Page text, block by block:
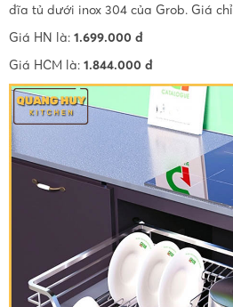
đĩa tủ dưới inox 304 của Grob. Giá chỉ
Giá HN là:1.699.000 đ
Giá HCM là: 1.844.000 đ